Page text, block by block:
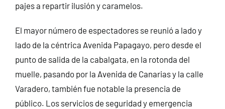
pajes a repartir ilusión y caramelos.
El mayor número de espectadores se reunió a lado y
lado de la céntrica Avenida Papagayo, pero desde el
punto de salida de la cabalgata, en la rotonda del
muelle, pasando por la Avenida de Canarias y la calle
Varadero, también fue notable la presencia de
público. Los servicios de seguridad y emergencia